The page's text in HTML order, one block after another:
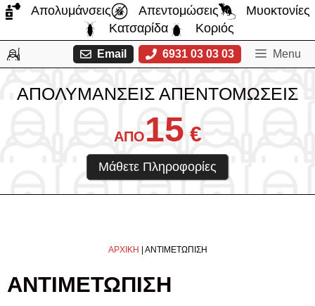
Μετάβαση
περιεχόμενο
Απολυμάνσεις Απεντομώσεις
Μυοκτονίες
Κατσαρίδα
Κοριός
Menu
Email 6931 03 03 03
ΑΠΟΛΥΜΑΝΣΕΙΣ ΑΠΕΝΤΟΜΩΣΕΙΣ
ΑΠΟ15 €
Μάθετε Πληροφορίες
ΑΡΧΙΚΗ | ΑΝΤΙΜΕΤΩΠΙΣΗ
ΑΝΤΙΜΕΤΩΠΙΣΗ